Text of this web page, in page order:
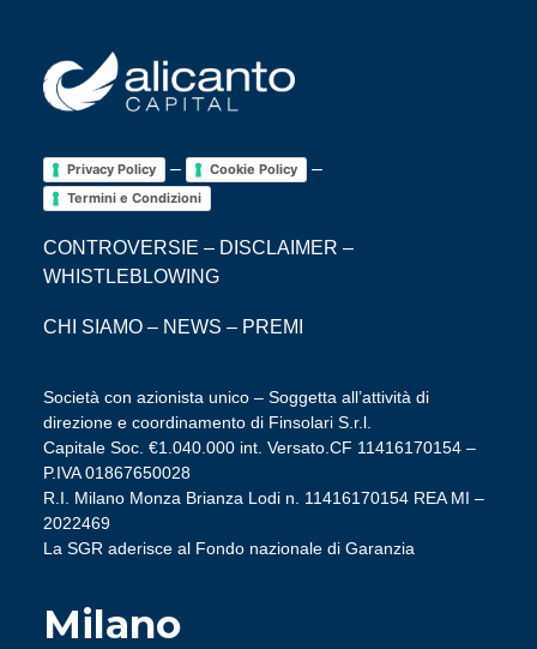
Privacy Policy – Cookie Policy –
Termini e Condizioni
CONTROVERSIE – DISCLAIMER –
WHISTLEBLOWING
CHI SIAMO – NEWS – PREMI
Società con azionista unico – Soggetta all’attività di
direzione e coordinamento di Finsolari S.r.l.
Capitale Soc. €1.040.000 int. Versato.CF 11416170154 –
P.IVA 01867650028
R.I. Milano Monza Brianza Lodi n. 11416170154 REA MI –
2022469
La SGR aderisce al Fondo nazionale di Garanzia
Milano